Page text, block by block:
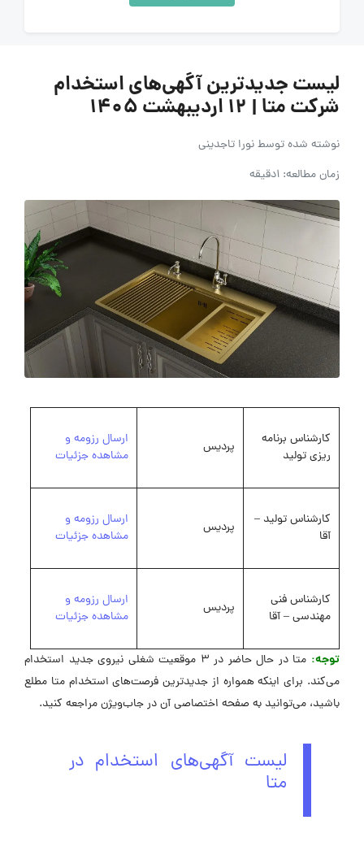
لیست جدیدترین آگهی‌های استخدام
شرکت متا | 12 اردیبهشت 1405
نوشته شده توسطنورا تاجدینی
زمان مطالعه: 1دقیقه
کارشناس برنامه
ریزی تولید
پردیس
ارسال رزومه و
مشاهده جزئیات
کارشناس تولید –
آقا
پردیس
ارسال رزومه و
مشاهده جزئیات
کارشناس فنی
مهندسی – آقا
پردیس
ارسال رزومه و
مشاهده جزئیات
توجه:
متا در حال حاضر در 3 موقعیت شغلی نیروی جدید استخدام
می‌کند. برای اینکه همواره از جدیدترین فرصت‌های استخدام متا مطلع
باشید، می‌توانید به صفحه اختصاصی آن در جاب‌ویژن مراجعه کنید.
لیست آگهی‌های استخدام در
متا